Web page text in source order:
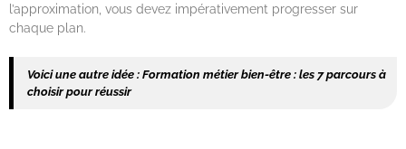
l’approximation, vous devez impérativement progresser sur
chaque plan.
Voici une autre idée : Formation métier bien-être : les 7 parcours à
choisir pour réussir